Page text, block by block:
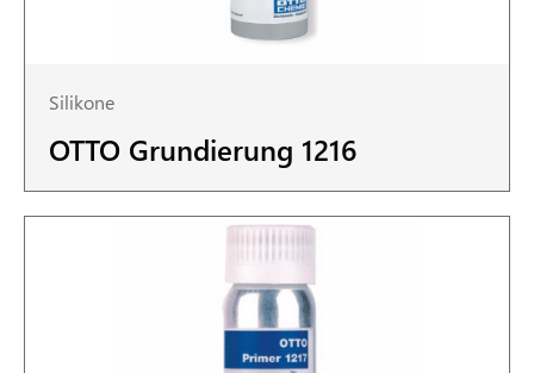
Silikone
OTTO Grundierung 1216